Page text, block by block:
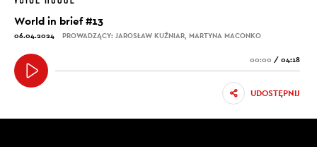
World in brief #13
06.04.2024 PROWADZĄCY: JAROSŁAW KUŹNIAR, MARTYNA MACONKO
00:00 / 04:18
UDOSTĘPNIJ